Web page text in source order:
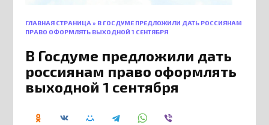
ГЛАВНАЯ СТРАНИЦА » В ГОСДУМЕ ПРЕДЛОЖИЛИ ДАТЬ РОССИЯНАМ
ПРАВО ОФОРМЛЯТЬ ВЫХОДНОЙ 1 СЕНТЯБРЯ
В Госдуме предложили дать
россиянам право оформлять
выходной 1 сентября